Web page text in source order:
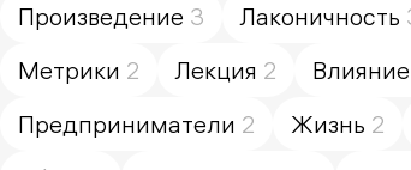
Произведение 3 Лаконичность
Метрики 2 Лекция 2 Влияние
Предприниматели 2 Жизнь 2